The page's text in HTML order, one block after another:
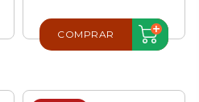
COMPRAR